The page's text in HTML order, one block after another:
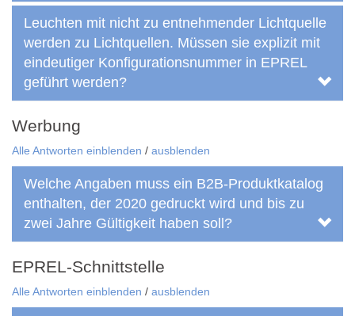
Leuchten mit nicht zu entnehmender Lichtquelle
werden zu Lichtquellen. Müssen sie explizit mit
eindeutiger Konfigurationsnummer in EPREL
geführt werden?
Werbung
Alle Antworten einblenden / ausblenden
Welche Angaben muss ein B2B-Produktkatalog
enthalten, der 2020 gedruckt wird und bis zu
zwei Jahre Gültigkeit haben soll?
EPREL-Schnittstelle
Alle Antworten einblenden / ausblenden